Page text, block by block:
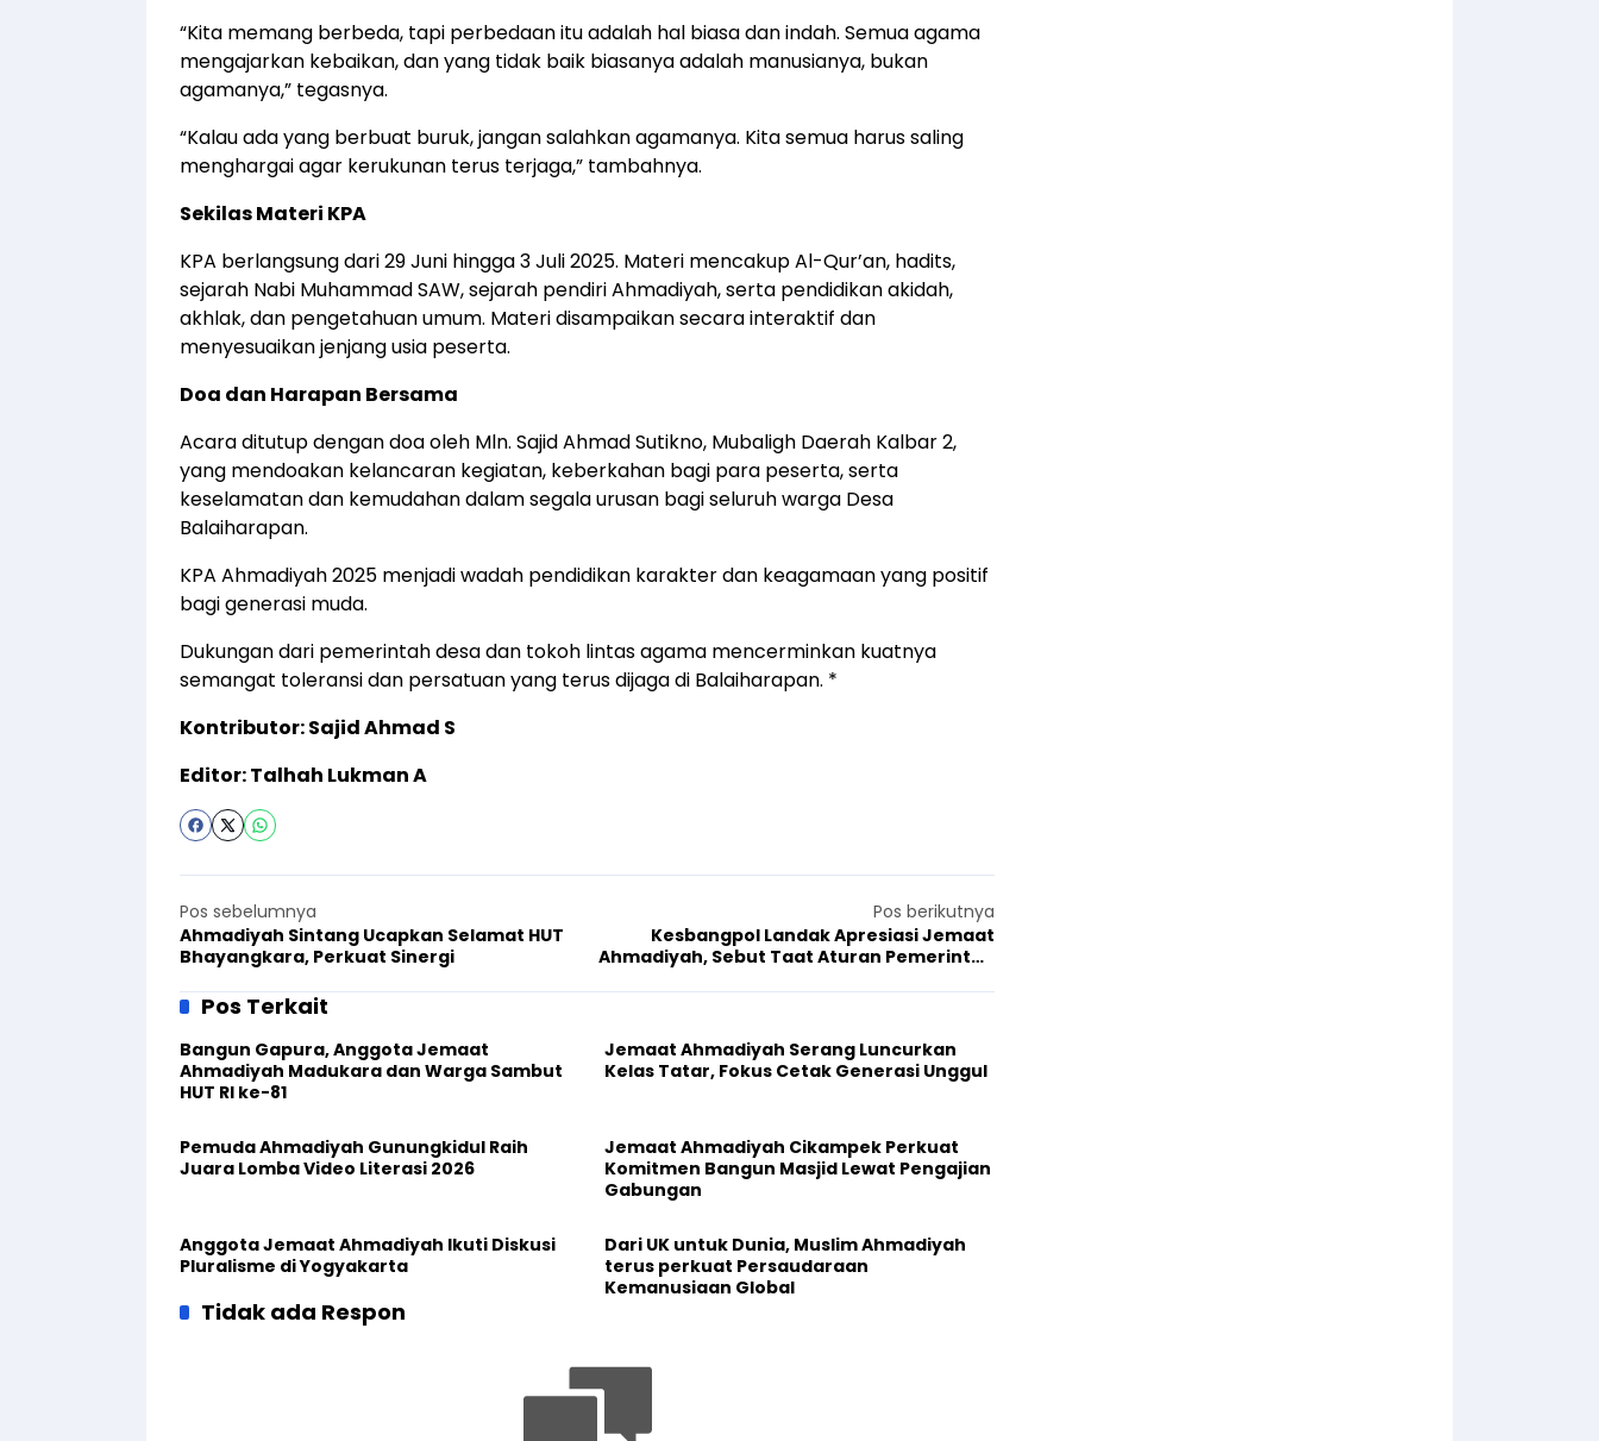
“Kita memang berbeda, tapi perbedaan itu adalah hal biasa dan indah. Semua agama
mengajarkan kebaikan, dan yang tidak baik biasanya adalah manusianya, bukan
agamanya,” tegasnya.
“Kalau ada yang berbuat buruk, jangan salahkan agamanya. Kita semua harus saling
menghargai agar kerukunan terus terjaga,” tambahnya.
Sekilas Materi KPA
KPA berlangsung dari 29 Juni hingga 3 Juli 2025. Materi mencakup Al-Qur’an, hadits,
sejarah Nabi Muhammad SAW, sejarah pendiri Ahmadiyah, serta pendidikan akidah,
akhlak, dan pengetahuan umum. Materi disampaikan secara interaktif dan
menyesuaikan jenjang usia peserta.
Doa dan Harapan Bersama
Acara ditutup dengan doa oleh Mln. Sajid Ahmad Sutikno, Mubaligh Daerah Kalbar 2,
yang mendoakan kelancaran kegiatan, keberkahan bagi para peserta, serta
keselamatan dan kemudahan dalam segala urusan bagi seluruh warga Desa
Balaiharapan.
KPA Ahmadiyah 2025 menjadi wadah pendidikan karakter dan keagamaan yang positif
bagi generasi muda.
Dukungan dari pemerintah desa dan tokoh lintas agama mencerminkan kuatnya
semangat toleransi dan persatuan yang terus dijaga di Balaiharapan. *
Kontributor: Sajid Ahmad S
Editor: Talhah Lukman A
Pos sebelumnya
Ahmadiyah Sintang Ucapkan Selamat HUT
Bhayangkara, Perkuat Sinergi
Pos berikutnya
Kesbangpol Landak Apresiasi Jemaat
Ahmadiyah, Sebut Taat Aturan Pemerintah
Pos Terkait
Bangun Gapura, Anggota Jemaat
Ahmadiyah Madukara dan Warga Sambut
HUT RI ke-81
Jemaat Ahmadiyah Serang Luncurkan
Kelas Tatar, Fokus Cetak Generasi Unggul
Pemuda Ahmadiyah Gunungkidul Raih
Juara Lomba Video Literasi 2026
Jemaat Ahmadiyah Cikampek Perkuat
Komitmen Bangun Masjid Lewat Pengajian
Gabungan
Anggota Jemaat Ahmadiyah Ikuti Diskusi
Pluralisme di Yogyakarta
Dari UK untuk Dunia, Muslim Ahmadiyah
terus perkuat Persaudaraan
Kemanusiaan Global
Tidak ada Respon